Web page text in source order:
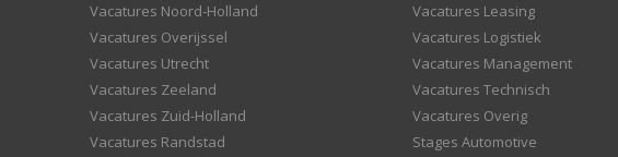
Vacatures Noord-Holland
Vacatures Overijssel
Vacatures Utrecht
Vacatures Zeeland
Vacatures Zuid-Holland
Vacatures Randstad
Vacatures Leasing
Vacatures Logistiek
Vacatures Management
Vacatures Technisch
Vacatures Overig
Stages Automotive